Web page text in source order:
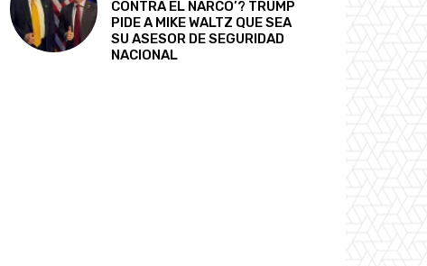
CONTRA EL NARCO’? TRUMP
PIDE A MIKE WALTZ QUE SEA
SU ASESOR DE SEGURIDAD
NACIONAL